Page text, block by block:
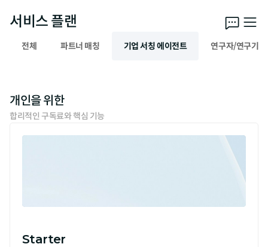
서비스 플랜
전체 파트너 매칭 기업 서칭 에이전트 연구자/연구기관
개인을 위한
합리적인 구독료와 핵심 기능
Starter